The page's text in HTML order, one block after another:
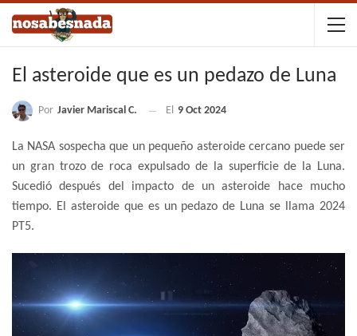
El asteroide que es un pedazo de Luna
Por Javier Mariscal C. El 9 Oct 2024
La NASA sospecha que un pequeño asteroide cercano puede ser
un gran trozo de roca expulsado de la superficie de la Luna.
Sucedió después del impacto de un asteroide hace mucho
tiempo. El asteroide que es un pedazo de Luna se llama 2024
PT5.